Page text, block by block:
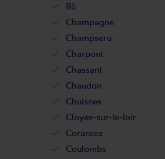
Bû
Champagne
Champseru
Charpont
Chassant
Chaudon
Chuisnes
Cloyes-sur-le-loir
Corancez
Coulombs